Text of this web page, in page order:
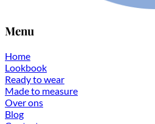
Menu
Home
Lookbook
Ready to wear
Made to measure
Over ons
Blog